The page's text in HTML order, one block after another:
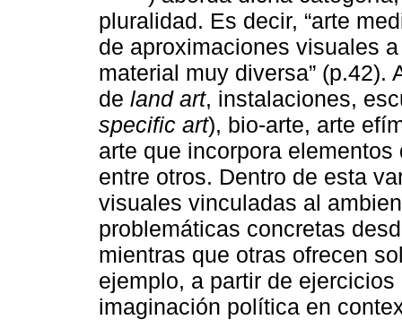
pluralidad. Es decir, “arte
de aproximaciones visuales
material muy diversa”
de land art, instalaciones,
specific art), bio-arte, arte
arte que incorpora
entre otros. Dentro de esta
visuales vinculadas al
problemáticas concretas
mientras que otras ofrecen
ejemplo, a partir de
imaginación política en